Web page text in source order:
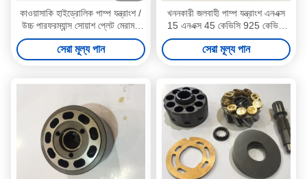
কাওয়াসাকি হাইড্রোলিক পাম্প যন্ত্রাংশ /
উচ্চ পারফরম্যান্স সোয়াশ প্লেট মেরামত
করা হচ্ছে
সেরা মূল্য পান
খননকারী জলবাহী পাম্প যন্ত্রাংশ এনএক্স
15 এনএক্স 45 কেভিসি 925 কেভিসি
930 মাল্টি আকারের পাওয়া যায়
সেরা মূল্য পান